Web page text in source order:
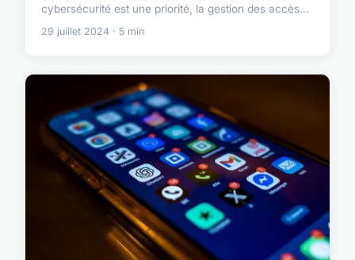
cybersécurité est une priorité, la gestion des accès...
29 juillet 2024 · 5 min